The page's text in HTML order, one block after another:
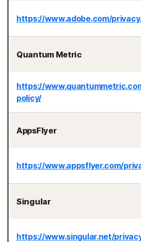
https://www.adobe.com/
Quantum Metric
https://
policy/
AppsFlyer
https://www.appsflyer.com/
Singular
https://www.singular.net/